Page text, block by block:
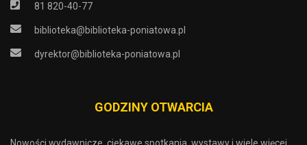
81 820-40-77
biblioteka@biblioteka-poniatowa.pl
dyrektor@biblioteka-poniatowa.pl
GODZINY OTWARCIA